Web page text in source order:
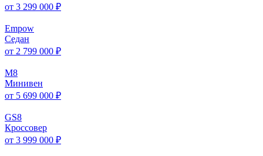
от 3 299 000 ₽
Empow
Седан
от 2 799 000 ₽
M8
Минивен
от 5 699 000 ₽
GS8
Кроссовер
от 3 999 000 ₽